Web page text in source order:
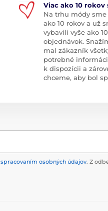
Viac ako 10 rokov
Na trhu módy sme
ako 10 rokov a už
vybavili vyše ako
objednávok.
mal zákazník
potrebné
k dispozícii a
chceme, aby bol
spracovaním osobných údajov. Z